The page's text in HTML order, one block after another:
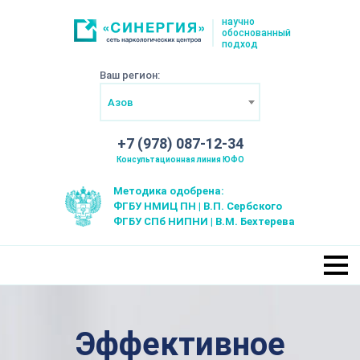
научно
обоснованный
подход
Ваш регион:
Азов
+7 (978) 087-12-34
Консультационная линия ЮФО
Методика одобрена:
ФГБУ НМИЦ ПН | В.П. Сербского
ФГБУ СПб НИПНИ | В.М. Бехтерева
Эффективное